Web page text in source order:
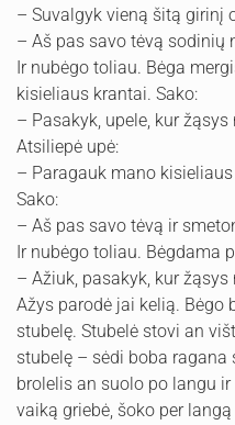
– Suvalgyk vieną šitą girinį
– Aš pas savo tėvą sodinių
Ir nubėgo toliau. Bėga
kisieliaus krantai. Sako:
– Pasakyk, upele, kur žąsys
Atsiliepė upė:
– Paragauk mano
Sako:
– Aš pas savo tėvą ir
Ir nubėgo toliau. Bėgdama
– Ažiuk, pasakyk, kur žąsys
Ažys parodė jai kelią. Bėgo
stubelę. Stubelė stovi an
stubelę – sėdi boba ragana
brolelis an suolo po langu
vaiką griebė, šoko per